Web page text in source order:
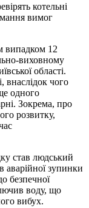
котельні
вимог
випадком 12
виховному
області.
внаслідок чого
одного
Зокрема, про
розвитку,
став людський
аварійної зупинки
безпечної
воду, що
вибух.